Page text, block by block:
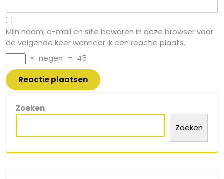
Mijn naam, e-mail en site bewaren in deze browser voor
de volgende keer wanneer ik een reactie plaats.
× negen = 45
Zoeken
Zoeken